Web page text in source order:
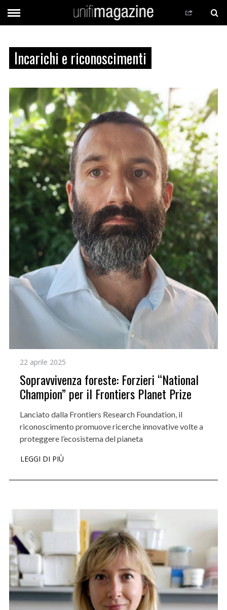
Incarichi e riconoscimenti
22 aprile 2025
Sopravvivenza foreste: Forzieri “National
Champion” per il Frontiers Planet Prize
Lanciato dalla Frontiers Research Foundation, il
riconoscimento promuove ricerche innovative volte a
proteggere l’ecosistema del pianeta
LEGGI DI PIÙ